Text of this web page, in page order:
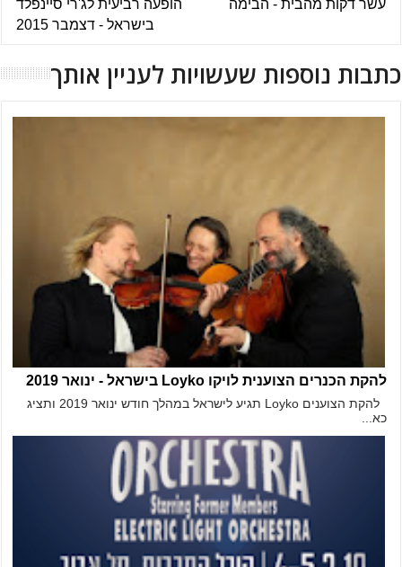
עשר דקות מהבית - הבימה
הופעה רביעית לג'רי סיינפלד
בישראל - דצמבר 2015
כתבות נוספות שעשויות לעניין אותך
להקת הכנרים הצוענית לויקו Loyko בישראל - ינואר 2019
להקת הצוענים Loyko תגיע לישראל במהלך חודש ינואר 2019 ותציג
כא...